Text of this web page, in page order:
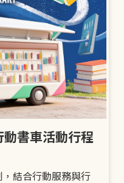
動書車活動行程
結合行動服務與行